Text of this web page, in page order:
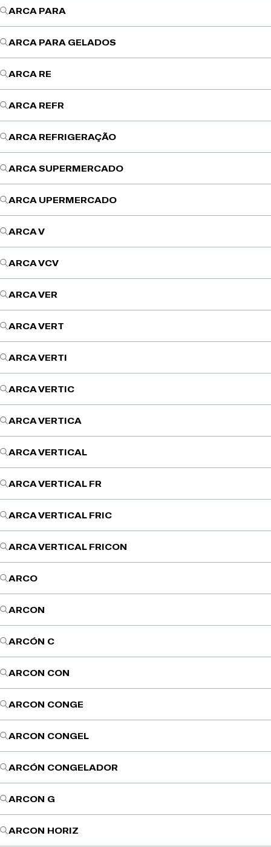
ARCA PARA
ARCA PARA GELADOS
ARCA RE
ARCA REFR
ARCA REFRIGERAÇÃO
ARCA SUPERMERCADO
ARCA UPERMERCADO
ARCA V
ARCA VCV
ARCA VER
ARCA VERT
ARCA VERTI
ARCA VERTIC
ARCA VERTICA
ARCA VERTICAL
ARCA VERTICAL FR
ARCA VERTICAL FRIC
ARCA VERTICAL FRICON
ARCO
ARCON
ARCÓN C
ARCON CON
ARCON CONGE
ARCON CONGEL
ARCÓN CONGELADOR
ARCON G
ARCON HORIZ